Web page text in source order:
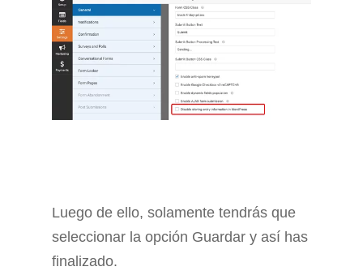
Luego de ello, solamente tendrás que
seleccionar la opción Guardar y así has
finalizado.